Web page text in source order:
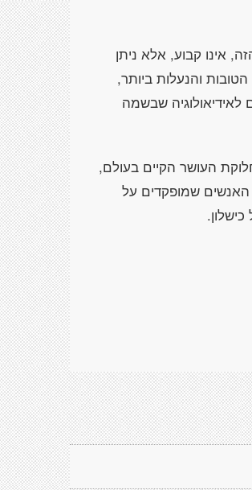
אינו קבוע, אלא ניתן
הטובות והנעלות ביותר,
לאידיאולוגיה שבשמה
העושר הקיים בעולם,
האנשים שמופקדים על